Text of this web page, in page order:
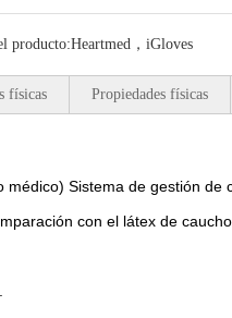
producto:Heartmed，iGloves
físicas Propiedades físicas
Sistema de gestión de
con el látex de